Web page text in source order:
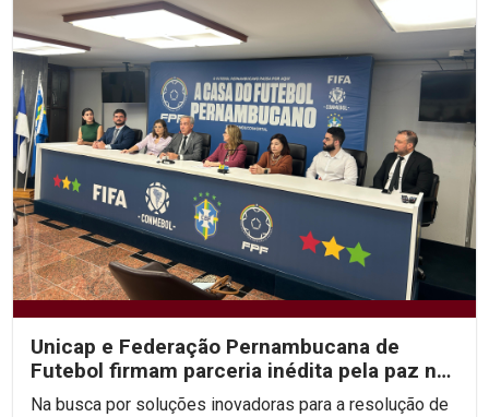
Unicap e Federação Pernambucana de
Futebol firmam parceria inédita pela paz no
esporte
Na busca por soluções inovadoras para a resolução de